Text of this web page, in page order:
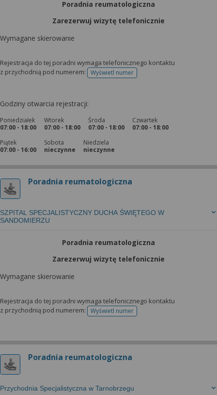
Poradnia reumatologiczna
Zarezerwuj wizytę telefonicznie
Wymagane skierowanie
Rejestracja do tej poradni wymaga telefonicznego kontaktu
z przychodnią pod numerem:
Wyświetl numertelefonu do rejestracji
Godziny otwarcia rejestracji:
Poniedziałek
07:00 - 18:00
Wtorek
07:00 - 18:00
Środa
07:00 - 18:00
Czwartek
07:00 - 18:00
Piątek
07:00 - 16:00
Sobota
nieczynne
Niedziela
nieczynne
Poradnia reumatologiczna
SZPITAL SPECJALISTYCZNY DUCHA ŚWIĘTEGO W
SANDOMIERZU
Poradnia reumatologiczna
Zarezerwuj wizytę telefonicznie
Wymagane skierowanie
Rejestracja do tej poradni wymaga telefonicznego kontaktu
z przychodnią pod numerem:
Wyświetl numertelefonu do rejestracji
Poradnia reumatologiczna
Przychodnia Specjalistyczna w Tarnobrzegu